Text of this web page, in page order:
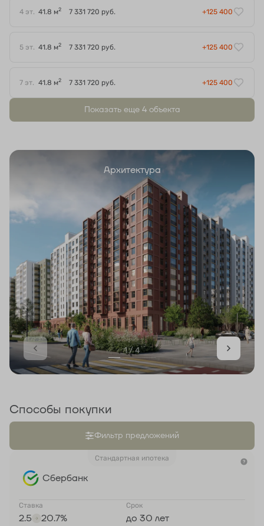
4 эт. 41.8 м2 7 331 720 руб. +125 400
5 эт. 41.8 м2 7 331 720 руб. +125 400
7 эт. 41.8 м2 7 331 720 руб. +125 400
Показать еще 4 объектa
Архитектура
1 / 4
Способы покупки
Фильтр предложений
Стандартная ипотека
Сбербанк
Ставка
2.5 20.7%
Срок
до 30 лет